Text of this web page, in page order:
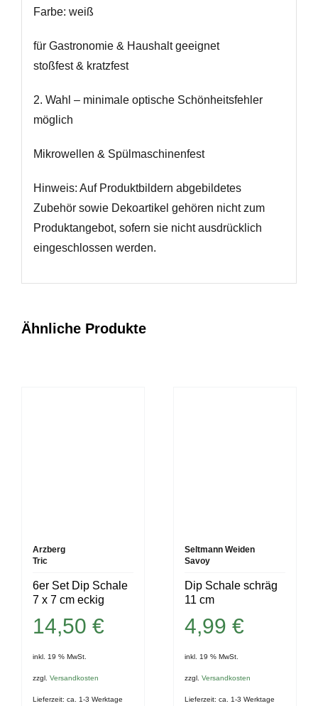
Farbe: weiß
für Gastronomie & Haushalt geeignet
stoßfest & kratzfest
2. Wahl – minimale optische Schönheitsfehler
möglich
Mikrowellen & Spülmaschinenfest
Hinweis: Auf Produktbildern abgebildetes
Zubehör sowie Dekoartikel gehören nicht zum
Produktangebot, sofern sie nicht ausdrücklich
eingeschlossen werden.
Ähnliche Produkte
Arzberg
Tric
6er Set Dip Schale
7 x 7 cm eckig
14,50 €
inkl. 19 % MwSt.
zzgl. Versandkosten
Lieferzeit: ca. 1-3 Werktage
Seltmann Weiden
Savoy
Dip Schale schräg
11 cm
4,99€
inkl. 19 % MwSt.
zzgl.Versandkosten
Lieferzeit:ca. 1-3 Werktage